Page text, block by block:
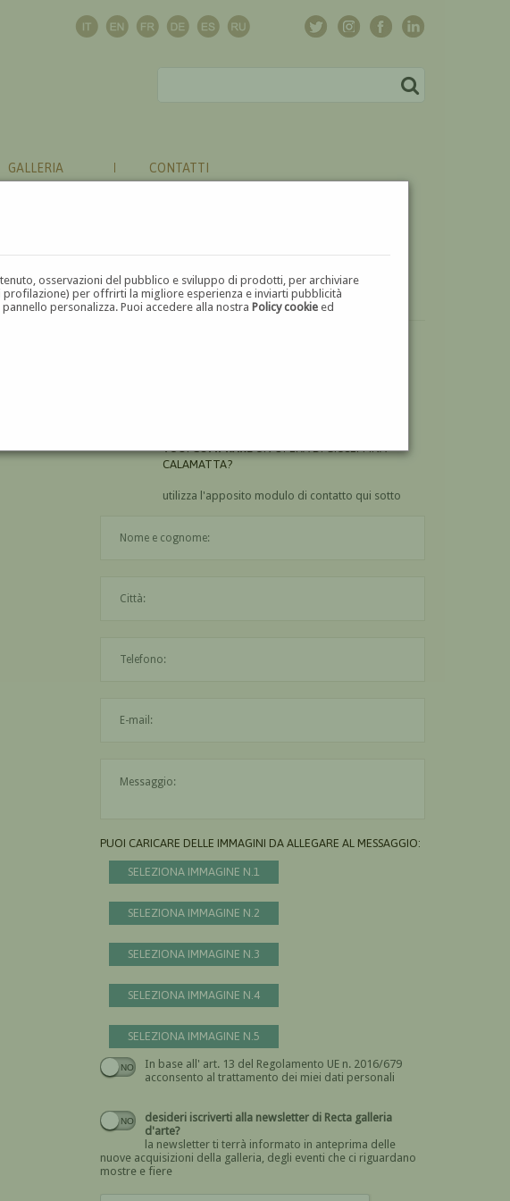
osservazioni del pubblico e sviluppo di prodotti, per archiviare
per offrirti la migliore esperienza e inviarti pubblicità
personalizza. Puoi accedere alla nostraPolicy cookie ed
GALLERIA CONTATTI
VUOICOMPRAREUN'OPERA DI GIUSEPPINA
CALAMATTA?
utilizza l'apposito modulo di contatto qui sotto
PUOI CARICARE DELLE IMMAGINI DA ALLEGARE AL MESSAGGIO:
SELEZIONA IMMAGINE N.1
SELEZIONA IMMAGINE N.2
SELEZIONA IMMAGINE N.3
SELEZIONA IMMAGINE N.4
SELEZIONA IMMAGINE N.5
In base all' art. 13 del Regolamento UE n. 2016/679
acconsento al trattamento dei miei dati personali
Devi dare il consenso
desideri iscriverti alla newsletter di Recta galleria
d'arte?
la newsletter ti terrà informato in anteprima delle
nuove acquisizioni della galleria, degli eventi che ci riguardano
mostre e fiere